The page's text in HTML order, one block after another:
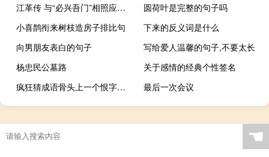
江革传 与“必兴吾门”相照应的句子是什么
圆荷叶是完整的句子吗
小喜鹊衔来树枝造房子排比句
下来的反义词是什么
向男朋友表白的句子
写给爱人温馨的句子,不要太长
杨忠民公墓路
关于感情的经典个性签名
疯狂猜成语骨头上一个恨字答案是什么
最后一次会议
☚